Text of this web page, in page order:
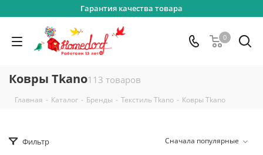
Гарантия качества товара
0
Ковры Tkano113 товаров
Главная - Каталог - Бренды - Текстиль Tkano - Ковры Tkano
Фильтр Сначала популярные